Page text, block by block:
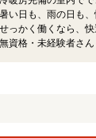
暑い日も、雨の日も
せっかく働くなら、
無資格・未経験者さん